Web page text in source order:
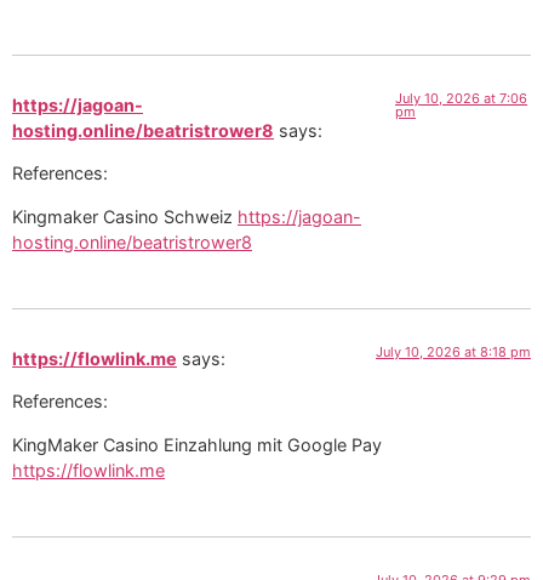
https://jagoan-
hosting.online/beatristrower8 says:
July 10, 2026 at 7:06
pm
References:
Kingmaker Casino Schweiz https://jagoan-
hosting.online/beatristrower8
https://flowlink.me says: July 10, 2026 at 8:18 pm
References:
KingMaker Casino Einzahlung mit Google Pay
https://flowlink.me